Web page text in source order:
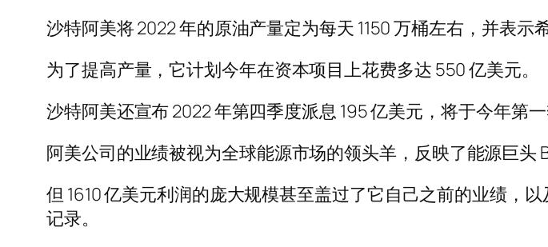
沙特阿美将 2022 年的原油产量定为每天 1150 万桶左右，并表示
为了提高产量，它计划今年在资本项目上花费多达 550 亿美元。
沙特阿美还宣布 2022 年第四季度派息 195 亿美元，将于今年第一
阿美公司的业绩被视为全球能源市场的领头羊，反映了能源巨头
但 1610 亿美元利润的庞大规模甚至盖过了它自己之前的业绩，
记录。